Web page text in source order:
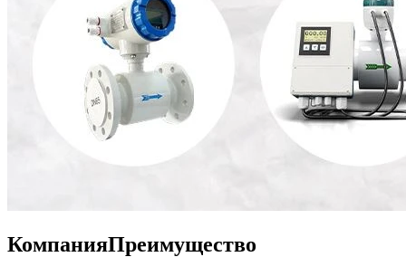
КомпанияПреимущество